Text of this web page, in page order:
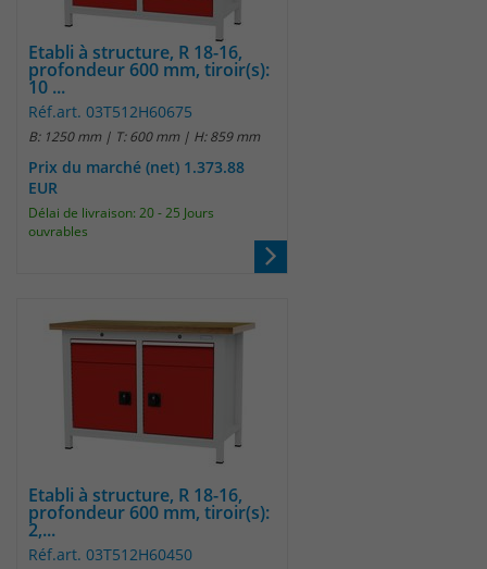
Etabli à structure, R 18-16,
profondeur 600 mm, tiroir(s):
10 ...
Réf.art. 03T512H60675
B: 1250 mm | T: 600 mm | H: 859 mm
Prix du marché (net) 1.373.88
EUR
Délai de livraison: 20 - 25 Jours
ouvrables
Etabli à structure, R 18-16,
profondeur 600 mm, tiroir(s):
2,...
Réf.art. 03T512H60450
auf unserem Server gespeichert und
sind damit externen Unternehmen
unzugänglich.
Name _pk_ref
Anbieter
Zweck
instralliert. Das Cookie wird verwendet,
um Besucher-, Sitzungs- und
die Nutzung der Website für den
Analysebericht der Website zu
verfolgen. Die Cookies speichern
Informationen anonym und weisen
eine randoly generierte Nummer zu,
um eindeutige Besucher zu
auf unserem Server gespeichert und